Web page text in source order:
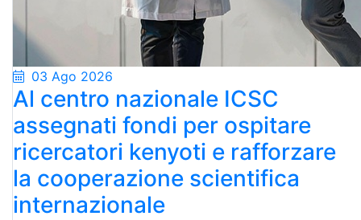
03 Ago 2026
Al centro nazionale ICSC
assegnati fondi per ospitare
ricercatori kenyoti e rafforzare
la cooperazione scientifica
internazionale